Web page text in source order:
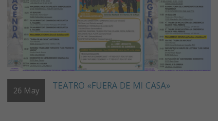
26 May TEATRO «FUERA DE MI CASA»